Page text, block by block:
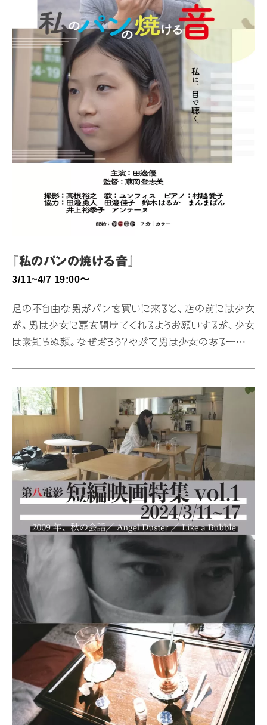
『私のパンの焼ける音』
3/11~4/7 19:00〜
足の不自由な男がパンを買いに来ると、店の前には少女
が。男は少女に扉を開けてくれるようお願いするが、少女
は素知らぬ顔。なぜだろう？やがて男は少女のある一面に
美